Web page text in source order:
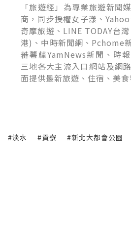
「旅遊經」為專業旅遊新聞
商，同步授權女子漾、
奇摩旅遊、LINE TODAY台
港)、中時新聞網、Pchome
蕃薯藤YamNews新聞、時
三地各大主流入口網站及網
面提供最新旅遊、住宿、美食
#淡水 #貢寮 #新北大都會公園